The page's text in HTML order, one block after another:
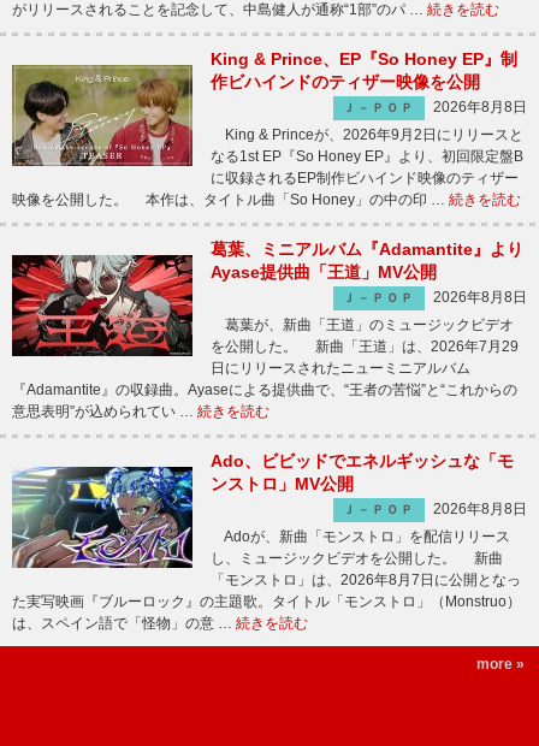
がリリースされることを記念して、中島健人が通称“1部”のパ … 続きを読む
King & Prince、EP『So Honey EP』制
作ビハインドのティザー映像を公開
Ｊ－ＰＯＰ
2026年8月8日
King & Princeが、2026年9月2日にリリースと
なる1st EP『So Honey EP』より、初回限定盤B
に収録されるEP制作ビハインド映像のティザー
映像を公開した。 本作は、タイトル曲「So Honey」の中の印 … 続きを読む
葛葉、ミニアルバム『Adamantite』より
Ayase提供曲「王道」MV公開
Ｊ－ＰＯＰ
2026年8月8日
葛葉が、新曲「王道」のミュージックビデオ
を公開した。 新曲「王道」は、2026年7月29
日にリリースされたニューミニアルバム
『Adamantite』の収録曲。Ayaseによる提供曲で、“王者の苦悩”と“これからの
意思表明”が込められてい … 続きを読む
Ado、ビビッドでエネルギッシュな「モ
ンストロ」MV公開
Ｊ－ＰＯＰ
2026年8月8日
Adoが、新曲「モンストロ」を配信リリース
し、ミュージックビデオを公開した。 新曲
「モンストロ」は、2026年8月7日に公開となっ
た実写映画『ブルーロック』の主題歌。タイトル「モンストロ」（Monstruo）
は、スペイン語で「怪物」の意 … 続きを読む
more »